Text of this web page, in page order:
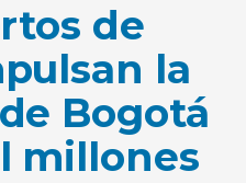
de
la
Bogotá
millones